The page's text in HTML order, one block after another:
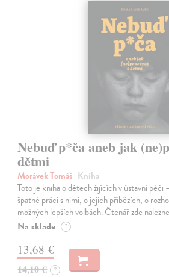
Nebuď p*ča aneb jak
dětmi
Morávek Tomáš| Kniha
Toto je kniha o dětech žijících v ústavní péči
špatné práci s nimi, o jejich příbězích, o
možných lepších volbách. Čtenář zde
Na sklade ?
13,68 €
14,10 € ?